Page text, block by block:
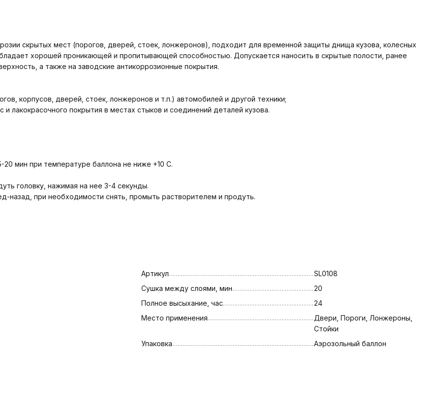
скрытых мест (порогов, дверей, стоек, лонжеронов), подходит для временной защиты днища кузова, колесных
хорошей проникающей и пропитывающей способностью. Допускается наносить в скрытые полости, ранее
а также на заводские антикоррозионные покрытия.
корпусов, дверей, стоек, лонжеронов и т.п.) автомобилей и другой техники;
лакокрасочного покрытия в местах стыков и соединений деталей кузова.
мин при температуре баллона не ниже +10 С.
головку, нажимая на нее 3-4 секунды.
назад, при необходимости снять, промыть растворителем и продуть.
Артикул
SL0108
Сушка между слоями, мин
20
Полное высыхание, час
24
Место применения
Двери, Пороги, Лонжероны,
Стойки
Упаковка
Аэрозольный баллон